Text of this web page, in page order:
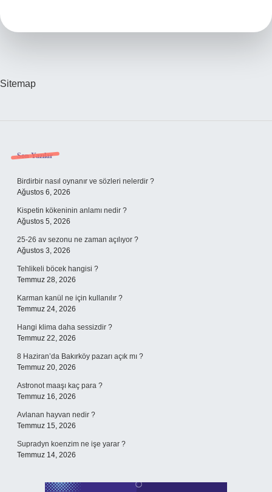
Sitemap
Sidebar
Son Yazılar
Birdirbir nasıl oynanır ve sözleri nelerdir ?
Ağustos 6, 2026
Kispetin kökeninin anlamı nedir ?
Ağustos 5, 2026
25-26 av sezonu ne zaman açılıyor ?
Ağustos 3, 2026
Tehlikeli böcek hangisi ?
Temmuz 28, 2026
Karman kanül ne için kullanılır ?
Temmuz 24, 2026
Hangi klima daha sessizdir ?
Temmuz 22, 2026
8 Haziran’da Bakırköy pazarı açık mı ?
Temmuz 20, 2026
Astronot maaşı kaç para ?
Temmuz 16, 2026
Avlanan hayvan nedir ?
Temmuz 15, 2026
Supradyn koenzim ne işe yarar ?
Temmuz 14, 2026